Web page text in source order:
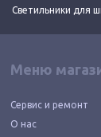
Светильники для
Меню
Сервис и ремонт
О нас